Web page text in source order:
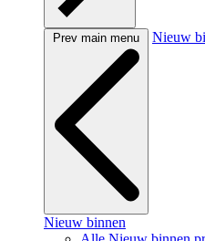
Prev main menu Nieuw
Nieuw binnen